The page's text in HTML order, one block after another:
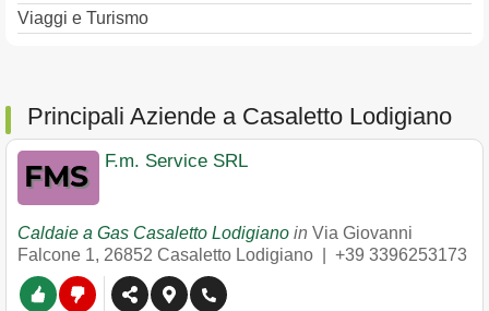
Viaggi e Turismo
Principali Aziende a Casaletto Lodigiano
F.m. Service SRL
Caldaie a Gas Casaletto Lodigiano in Via Giovanni
Falcone 1, 26852 Casaletto Lodigiano +39 3396253173